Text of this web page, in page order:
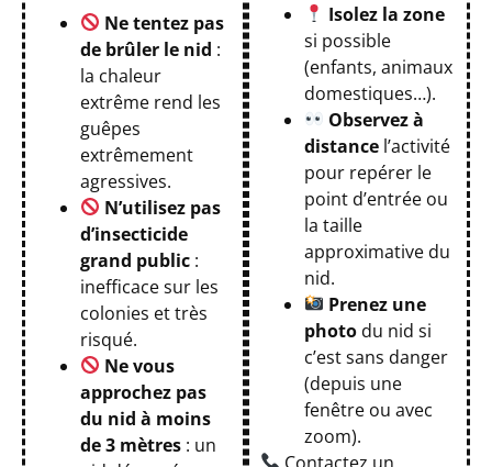
Ne tentez pas
de brûler le nid :
la chaleur
extrême rend les
guêpes
extrêmement
agressives.
N’utilisez pas
d’insecticide
grand public :
inefficace sur les
colonies et très
risqué.
Ne vous
approchez pas
du nid à moins
de 3 mètres : un
Isolez la zone
si possible
(enfants, animaux
domestiques…).
Observez à
distance l’activité
pour repérer le
point d’entrée ou
la taille
approximative du
nid.
Prenez une
photo du nid si
c’est sans danger
(depuis une
fenêtre ou avec
zoom).